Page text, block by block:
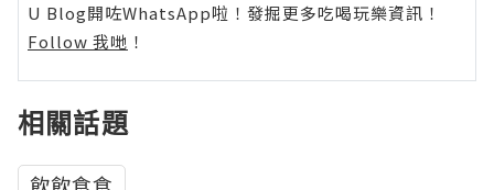
U Blog開咗WhatsApp啦！發掘更多吃喝玩樂資訊！
Follow 我哋 ！
相關話題